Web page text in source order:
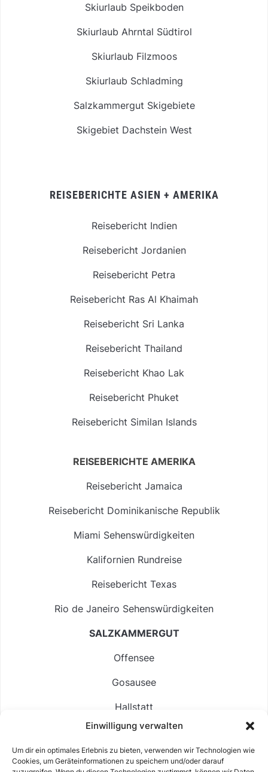
Einwilligung verwalten
Um dir ein optimales Erlebnis zu bieten, verwenden wir Technologien wie
Cookies, um Geräteinformationen zu speichern und/oder darauf
Skiurlaub Speikboden
Skiurlaub Ahrntal Südtirol
Skiurlaub Filzmoos
Skiurlaub Schladming
Salzkammergut Skigebiete
Skigebiet Dachstein West
REISEBERICHTE ASIEN + AMERIKA
Reisebericht Indien
Reisebericht Jordanien
Reisebericht Petra
Reisebericht Ras Al Khaimah
Reisebericht Sri Lanka
Reisebericht Thailand
Reisebericht Khao Lak
Reisebericht Phuket
Reisebericht Similan Islands
REISEBERICHTE AMERIKA
Reisebericht Jamaica
Reisebericht Dominikanische Republik
Miami Sehenswürdigkeiten
Kalifornien Rundreise
Reisebericht Texas
Rio de Janeiro Sehenswürdigkeiten
SALZKAMMERGUT
Offensee
Gosausee
Hallstatt
Langbathsee
Altausseer See